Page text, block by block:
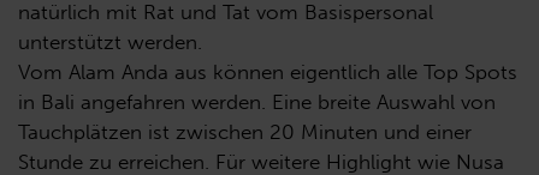
natürlich mit Rat und Tat vom Basispersonal
unterstützt werden.
Vom Alam Anda aus können eigentlich alle Top Spots
in Bali angefahren werden. Eine breite Auswahl von
Tauchplätzen ist zwischen 20 Minuten und einer
Stunde zu erreichen. Für weitere Highlight wie Nusa